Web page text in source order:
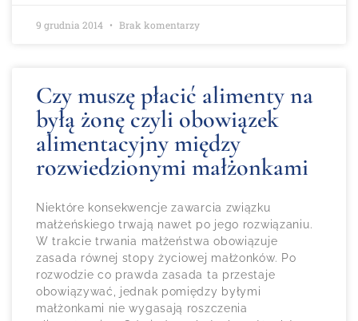
9 grudnia 2014 Brak komentarzy
Czy muszę płacić alimenty na
byłą żonę czyli obowiązek
alimentacyjny między
rozwiedzionymi małżonkami
Niektóre konsekwencje zawarcia związku
małżeńskiego trwają nawet po jego rozwiązaniu.
W trakcie trwania małżeństwa obowiązuje
zasada równej stopy życiowej małżonków. Po
rozwodzie co prawda zasada ta przestaje
obowiązywać, jednak pomiędzy byłymi
małżonkami nie wygasają roszczenia